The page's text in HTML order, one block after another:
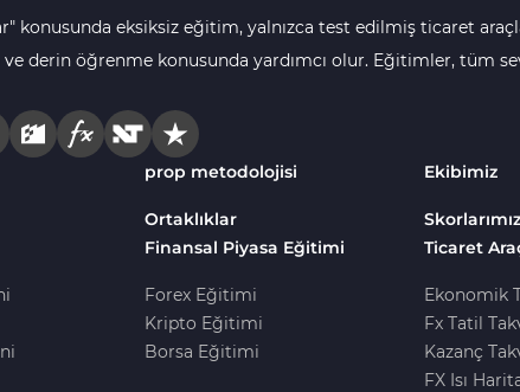
konusunda eksiksiz eğitim, yalnızca test edilmiş ticaret
derin öğrenme konusunda yardımcı olur. Eğitimler, tüm
prop metodolojisi Ekibimiz
Ortaklıklar
Skorlarımız
Finansal Piyasa Eğitimi
Forex Eğitimi
Kripto Eğitimi
Borsa Eğitimi
Ticaret
Ekonomik
Fx Tatil
Kazanç
FX Isı